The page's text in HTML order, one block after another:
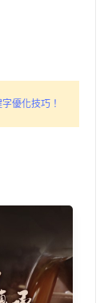
優化技巧！